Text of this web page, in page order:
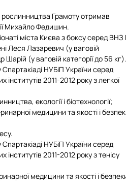
рослинництва Грамоту отримав
Михайло Федишин.
міста Києва з боксу серед ВНЗ
Леся Лазаревич (у ваговій
Шарій (у ваговій категорії до 56 кг).
НУБіП України серед
2011-2012 року з легкої
екології і біотехнології;
медицини та якості і
НУБіП України серед
2011-2012 року з тенісу
медицини та якості і